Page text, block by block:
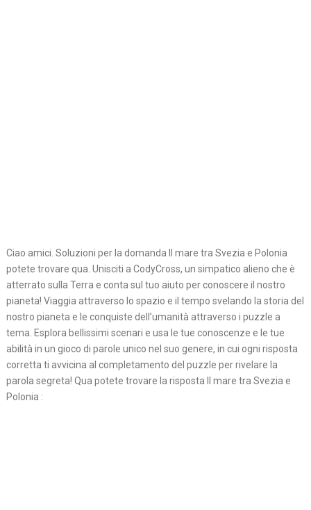
Ciao amici. Soluzioni per la domanda Il mare tra Svezia e Polonia
potete trovare qua. Unisciti a CodyCross, un simpatico alieno che è
atterrato sulla Terra e conta sul tuo aiuto per conoscere il nostro
pianeta! Viaggia attraverso lo spazio e il tempo svelando la storia del
nostro pianeta e le conquiste dell’umanità attraverso i puzzle a
tema. Esplora bellissimi scenari e usa le tue conoscenze e le tue
abilità in un gioco di parole unico nel suo genere, in cui ogni risposta
corretta ti avvicina al completamento del puzzle per rivelare la
parola segreta! Qua potete trovare la risposta Il mare tra Svezia e
Polonia :